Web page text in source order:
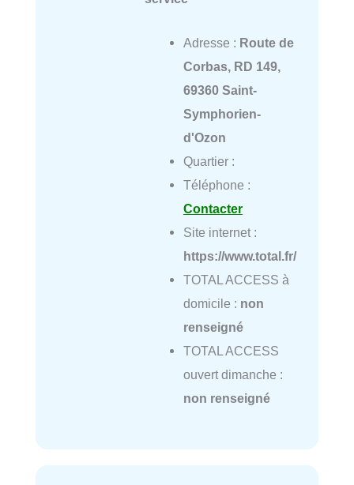
Adresse : Route de
Corbas, RD 149,
69360 Saint-
Symphorien-
d'Ozon
Quartier :
Téléphone :
Contacter
Site internet :
https://www.total.fr/
TOTAL ACCESS à
domicile : non
renseigné
TOTAL ACCESS
ouvert dimanche :
non renseigné